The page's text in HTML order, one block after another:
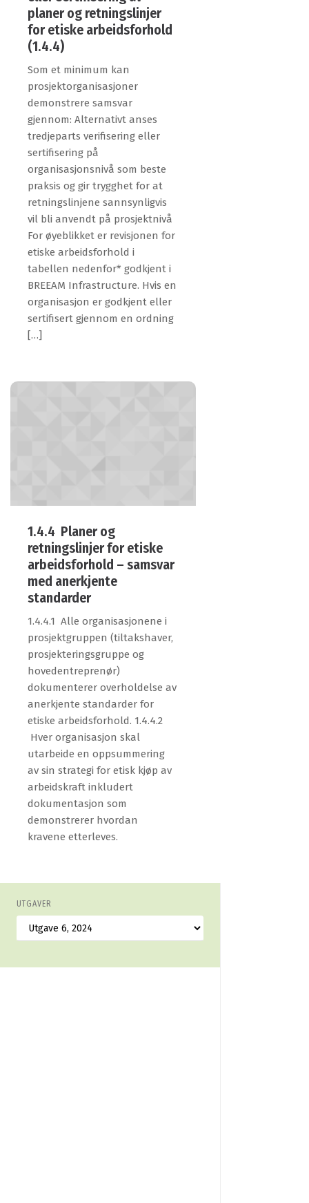
planer og retningslinjer
for etiske arbeidsforhold
(1.4.4)
Som et minimum kan
prosjektorganisasjoner
demonstrere samsvar
gjennom: Alternativt anses
tredjeparts verifisering eller
sertifisering på
organisasjonsnivå som beste
praksis og gir trygghet for at
retningslinjene sannsynligvis
vil bli anvendt på prosjektnivå
For øyeblikket er revisjonen for
etiske arbeidsforhold i
tabellen nedenfor* godkjent i
BREEAM Infrastructure. Hvis en
organisasjon er godkjent eller
sertifisert gjennom en ordning
[…]
1.4.4 Planer og
retningslinjer for etiske
arbeidsforhold – samsvar
med anerkjente
standarder
1.4.4.1 Alle organisasjonene i
prosjektgruppen (tiltakshaver,
prosjekteringsgruppe og
hovedentreprenør)
dokumenterer overholdelse av
anerkjente standarder for
etiske arbeidsforhold. 1.4.4.2
Hver organisasjon skal
utarbeide en oppsummering
av sin strategi for etisk kjøp av
arbeidskraft inkludert
dokumentasjon som
demonstrerer hvordan
kravene etterleves.
UTGAVER